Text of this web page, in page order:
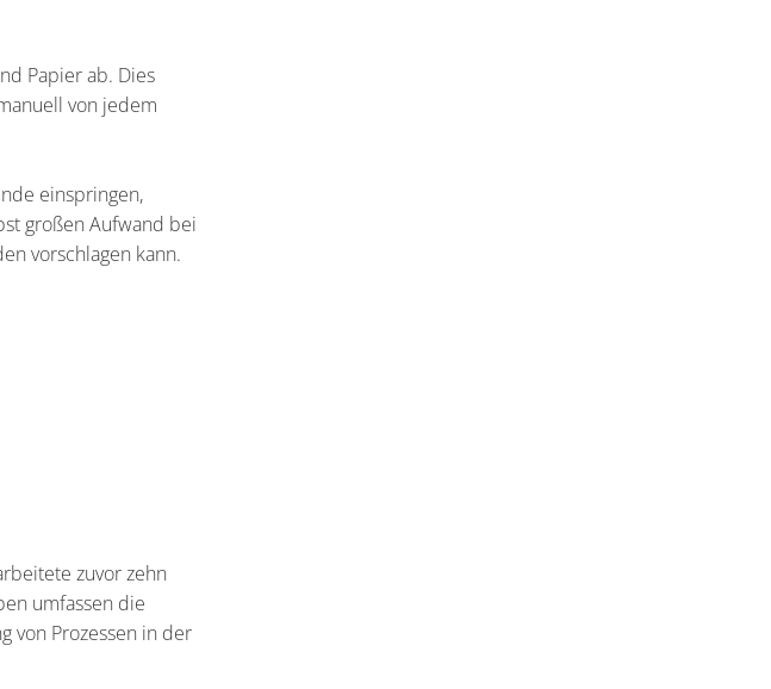
Papier ab. Dies
von jedem
einspringen,
großen Aufwand bei
vorschlagen kann.
zuvor zehn
umfassen die
von Prozessen in der